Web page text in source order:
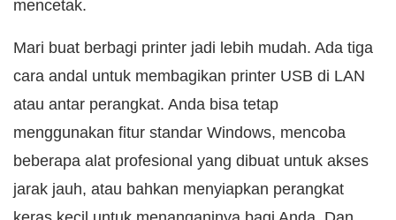
mencetak.
Mari buat berbagi printer jadi lebih mudah. Ada tiga
cara andal untuk membagikan printer USB di LAN
atau antar perangkat. Anda bisa tetap
menggunakan fitur standar Windows, mencoba
beberapa alat profesional yang dibuat untuk akses
jarak jauh, atau bahkan menyiapkan perangkat